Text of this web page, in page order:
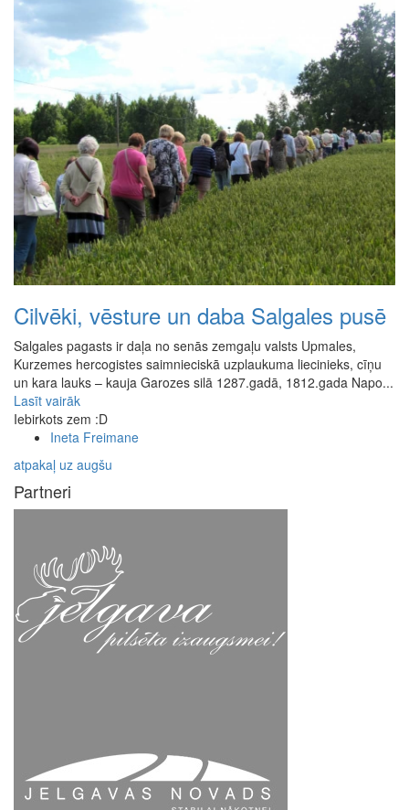
Cilvēki, vēsture un daba Salgales pusē
Salgales pagasts ir daļa no senās zemgaļu valsts Upmales,
Kurzemes hercogistes saimnieciskā uzplaukuma liecinieks, cīņu
un kara lauks – kauja Garozes silā 1287.gadā, 1812.gada Napo...
Lasīt vairāk
Iebirkots zem :D
Ineta Freimane
atpakaļ uz augšu
Partneri